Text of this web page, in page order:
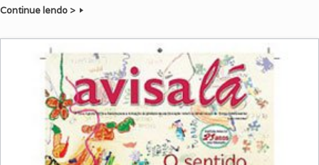
Continue lendo >